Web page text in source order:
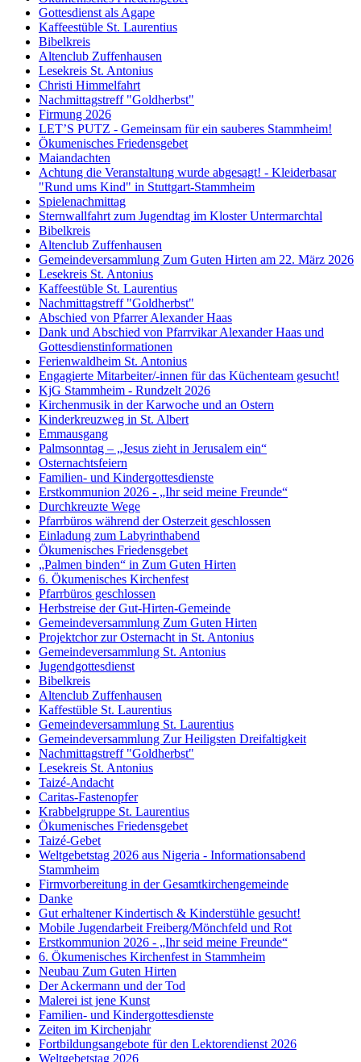
Gottesdienst als Agape
Kaffeestüble St. Laurentius
Bibelkreis
Altenclub Zuffenhausen
Lesekreis St. Antonius
Christi Himmelfahrt
Nachmittagstreff "Goldherbst"
Firmung 2026
LET’S PUTZ - Gemeinsam für ein sauberes Stammheim!
Ökumenisches Friedensgebet
Maiandachten
Achtung die Veranstaltung wurde abgesagt! - Kleiderbasar
"Rund ums Kind" in Stuttgart-Stammheim
Spielenachmittag
Sternwallfahrt zum Jugendtag im Kloster Untermarchtal
Bibelkreis
Altenclub Zuffenhausen
Gemeindeversammlung Zum Guten Hirten am 22. März 2026
Lesekreis St. Antonius
Kaffeestüble St. Laurentius
Nachmittagstreff "Goldherbst"
Abschied von Pfarrer Alexander Haas
Dank und Abschied von Pfarrvikar Alexander Haas und
Gottesdienstinformationen
Ferienwaldheim St. Antonius
Engagierte Mitarbeiter/-innen für das Küchenteam gesucht!
KjG Stammheim - Rundzelt 2026
Kirchenmusik in der Karwoche und an Ostern
Kinderkreuzweg in St. Albert
Emmausgang
Palmsonntag – „Jesus zieht in Jerusalem ein“
Osternachtsfeiern
Familien- und Kindergottesdienste
Erstkommunion 2026 - „Ihr seid meine Freunde“
Durchkreuzte Wege
Pfarrbüros während der Osterzeit geschlossen
Einladung zum Labyrinthabend
Ökumenisches Friedensgebet
„Palmen binden“ in Zum Guten Hirten
6. Ökumenisches Kirchenfest
Pfarrbüros geschlossen
Herbstreise der Gut-Hirten-Gemeinde
Gemeindeversammlung Zum Guten Hirten
Projektchor zur Osternacht in St. Antonius
Gemeindeversammlung St. Antonius
Jugendgottesdienst
Bibelkreis
Altenclub Zuffenhausen
Kaffestüble St. Laurentius
Gemeindeversammlung St. Laurentius
Gemeindeversammlung Zur Heiligsten Dreifaltigkeit
Nachmittagstreff "Goldherbst"
Lesekreis St. Antonius
Taizé-Andacht
Caritas-Fastenopfer
Krabbelgruppe St. Laurentius
Ökumenisches Friedensgebet
Taizé-Gebet
Weltgebetstag 2026 aus Nigeria - Informationsabend
Stammheim
Firmvorbereitung in der Gesamtkirchengemeinde
Danke
Gut erhaltener Kindertisch & Kinderstühle gesucht!
Mobile Jugendarbeit Freiberg/Mönchfeld und Rot
Erstkommunion 2026 - „Ihr seid meine Freunde“
6. Ökumenisches Kirchenfest in Stammheim
Neubau Zum Guten Hirten
Der Ackermann und der Tod
Malerei ist jene Kunst
Familien- und Kindergottesdienste
Zeiten im Kirchenjahr
Fortbildungsangebote für den Lektorendienst 2026
Weltgebetstag 2026